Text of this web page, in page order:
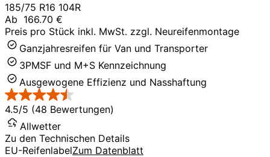
185/75 R16 104R
Ab 166.70 €
Preis pro Stück inkl. MwSt. zzgl. Neureifenmontage
Ganzjahresreifen für Van und Transporter
3PMSF und M+S Kennzeichnung
Ausgewogene Effizienz und Nasshaftung
4.5/5 (48 Bewertungen)
Allwetter
Zu den Technischen Details
EU-ReifenlabelZum Datenblatt